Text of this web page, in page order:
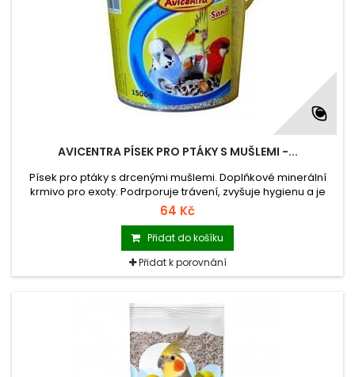
AVICENTRA PÍSEK PRO PTÁKY S MUŠLEMI -...
Písek pro ptáky s drcenými mušlemi. Doplňkové minerální
krmivo pro exoty. Podrporuje trávení, zvyšuje hygienu a je
zdrojem důležitých minerálních látek.
64 Kč
Přidat do košíku
Přidat k porovnání